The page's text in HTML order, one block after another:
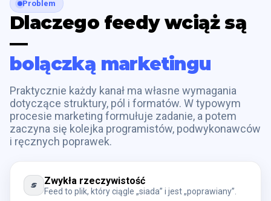
Problem
Dlaczego feedy wciąż są
—
bolączką marketingu
Praktycznie każdy kanał ma własne wymagania
dotyczące struktury, pól i formatów. W typowym
procesie marketing formułuje zadanie, a potem
zaczyna się kolejka programistów, podwykonawców
i ręcznych poprawek.
Zwykła rzeczywistość
Feed to plik, który ciągle „siada” i jest „poprawiany”.